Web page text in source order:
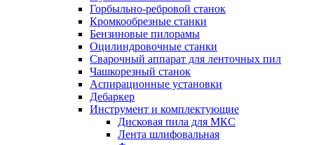
Горбыльно-ребровой станок
Кромкообрезные станки
Бензиновые пилорамы
Оцилиндровочные станки
Сварочный аппарат для ленточных пил
Чашкорезный станок
Аспирационные установки
Дебаркер
Инструмент и комплектующие
Дисковая пила для МКС
Лента шлифовальная